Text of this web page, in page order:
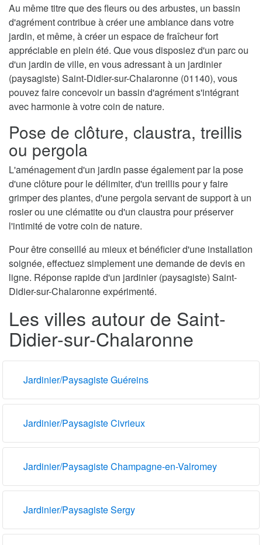
Au même titre que des fleurs ou des arbustes, un bassin
d'agrément contribue à créer une ambiance dans votre
jardin, et même, à créer un espace de fraîcheur fort
appréciable en plein été. Que vous disposiez d'un parc ou
d'un jardin de ville, en vous adressant à un jardinier
(paysagiste) Saint-Didier-sur-Chalaronne (01140), vous
pouvez faire concevoir un bassin d'agrément s'intégrant
avec harmonie à votre coin de nature.
Pose de clôture, claustra, treillis
ou pergola
L'aménagement d'un jardin passe également par la pose
d'une clôture pour le délimiter, d'un treillis pour y faire
grimper des plantes, d'une pergola servant de support à un
rosier ou une clématite ou d'un claustra pour préserver
l'intimité de votre coin de nature.
Pour être conseillé au mieux et bénéficier d'une installation
soignée, effectuez simplement une demande de devis en
ligne. Réponse rapide d'un jardinier (paysagiste) Saint-
Didier-sur-Chalaronne expérimenté.
Les villes autour de Saint-
Didier-sur-Chalaronne
Jardinier/Paysagiste Guéreins
Jardinier/Paysagiste Civrieux
Jardinier/Paysagiste Champagne-en-Valromey
Jardinier/Paysagiste Sergy